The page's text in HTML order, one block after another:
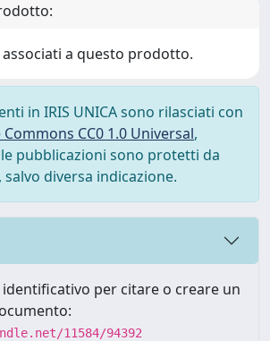
a questo prodotto.
in IRIS UNICA sono rilasciati con
Commons CC0 1.0 Universal,
pubblicazioni sono protetti da
diversa indicazione.
per citare o creare un
11584/94392